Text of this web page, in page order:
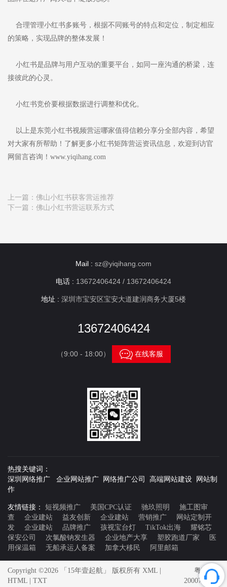
合理管理小红书多账号，根据不同账号的特点和定位，制定相应
的策略，实现品牌的整体发展！
小红书是品牌与用户互动的重要平台，如同一座沟通的桥梁，连
接彼此的心灵。
小红书竞价要根据数据进行调整和优化。
以上是东莞小红书视频营运哪家值得信赖分享分全部内容，希望
对大家有所帮助！了解更多小红书矩阵营运资讯信息，欢迎到访官
网留言咨询！www.yiqihang.com
上一篇： 佛山小红书获客营运推荐
下一篇： 佛山小红书营运联系方式
Mail : sz@yiqihang.com
电话 : 13672406424 / 13672406424
地址 : 深圳市宝安区宝安大道建润商务大厦5楼
13672406424
（9:00 - 18:00） 在线客服
热搜关键词：
深圳网络推广 企业网站推广 网络推广公司 高端网站建设 网站制
作
友情链接： 短视频推广 美国CPC认证 驰玖照明
施工图审
查
企业建站 益友创新 企业建站 营销推广
网站定制开
发
企业建站 品牌推广 孩视宝台灯 TikTok出海
耀铭芯
保安公司
次氯酸钠发生器 企业地产大享 塑胶跑道厂家
医
用保温箱
无船承运人备案 加拿大移民 阿里邮箱
Copyright ©2026 「15年壹起航」 版权所有 XML |
HTML | TXT
粤ICP备
20007592号